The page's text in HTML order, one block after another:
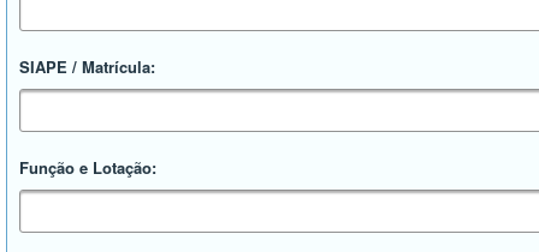
SIAPE / Matrícula:
Função e Lotação: